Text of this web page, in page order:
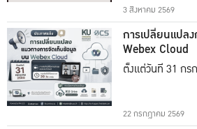
3 สิงหาคม 2569
การเปลี่ยนแปล
Webex Cloud
ตั้งแต่วันที่ 31 กร
22 กรกฎาคม 2569